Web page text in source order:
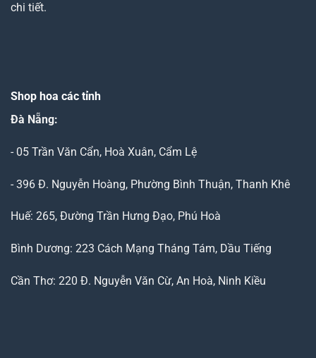
chi tiết.
Shop hoa các tỉnh
Đà Nẵng:
- 05 Trần Văn Cẩn, Hoà Xuân, Cẩm Lệ
- 396 Đ. Nguyễn Hoàng, Phường Bình Thuận, Thanh Khê
Huế: 265, Đường Trần Hưng Đạo, Phú Hoà
Bình Dương: 223 Cách Mạng Tháng Tám, Dầu Tiếng
Cần Thơ: 220 Đ. Nguyễn Văn Cừ, An Hoà, Ninh Kiều